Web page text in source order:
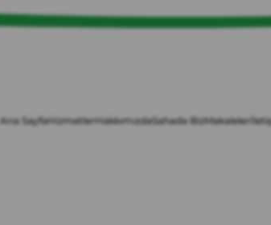
Ana SayfaHizmetlerHakkımızdaSahada BizMakaleler